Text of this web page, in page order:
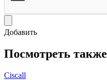
Добавить
Посмотреть также
Ciscall